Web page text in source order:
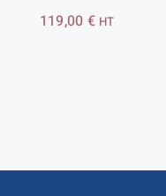
119,00 € HT